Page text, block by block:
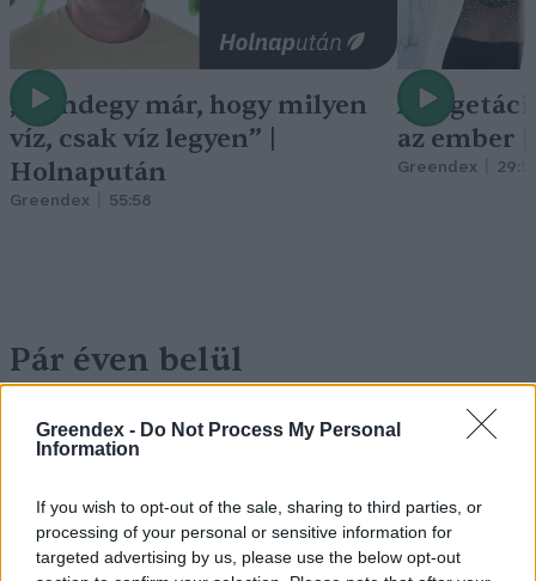
Greendex - Do Not Process My Personal
Information
If you wish to opt-out of the sale, sharing to third parties, or
processing of your personal or sensitive information for
targeted advertising by us, please use the below opt-out
„Mindegy már, hogy milyen
víz, csak víz legyen” |
Holnapután
Greendex 55:58
A
az ember
Greendex
Pár éven belül
alakítanunk a településeinket –
PODCAST Novák Zsombor 2 perc